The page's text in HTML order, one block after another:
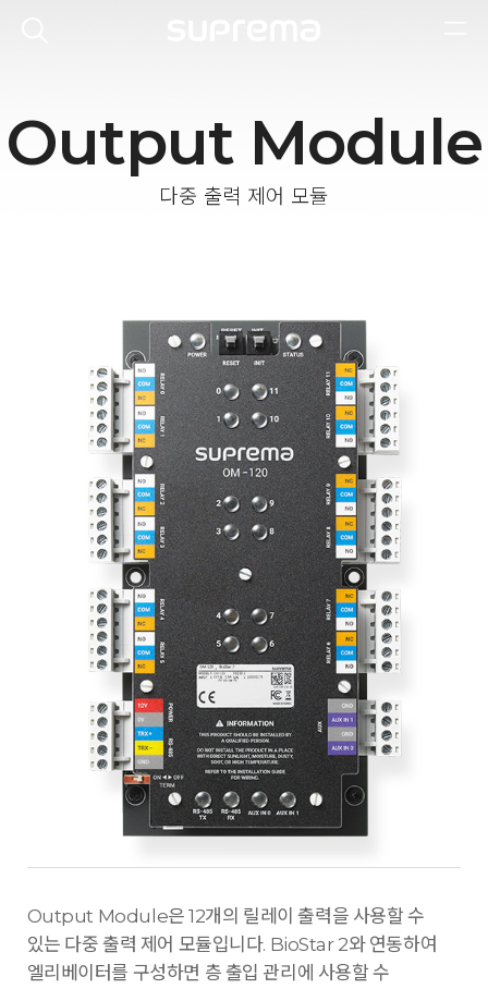
Output Module
다중 출력 제어 모듈
Output Module은 12개의 릴레이 출력을 사용할 수
있는 다중 출력 제어 모듈입니다. BioStar 2와 연동하여
엘리베이터를 구성하면 층 출입 관리에 사용할 수